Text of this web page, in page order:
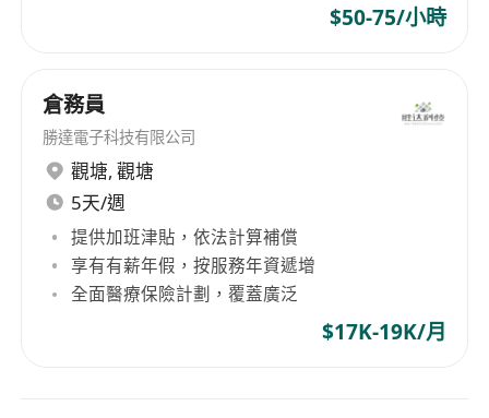
$50-75/小時
倉務員
勝達電子科技有限公司
觀塘, 觀塘
5天/週
提供加班津貼，依法計算補償
享有有薪年假，按服務年資遞增
全面醫療保險計劃，覆蓋廣泛
$17K-19K/月